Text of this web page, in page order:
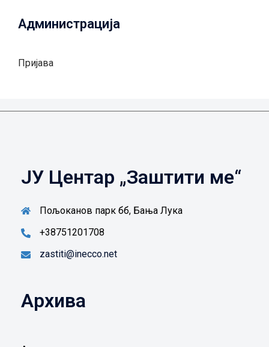
Администрација
Пријава
ЈУ Центар „Заштити ме“
Пољоканов парк бб, Бања Лука
+38751201708
zastiti@inecco.net
Архива